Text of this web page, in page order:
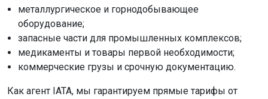
металлургическое и горнодобывающее
оборудование;
запасные части для промышленных комплексов;
медикаменты и товары первой необходимости;
коммерческие грузы и срочную документацию.
Как агент IATA, мы гарантируем прямые тарифы от